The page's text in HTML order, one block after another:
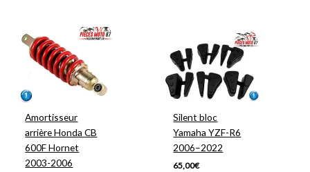
Amortisseur
arrière Honda CB
600F Hornet
2003-2006
Silent bloc
Yamaha YZF-R6
2006–2022
65,00€